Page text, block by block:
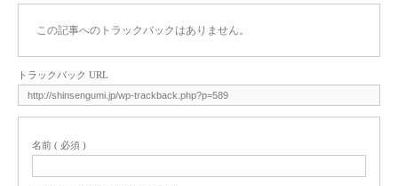
この記事へのトラックバックはありません。
トラックバック URL
名前 ( 必須 )